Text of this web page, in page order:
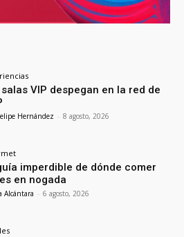
salas VIP despegan en la red de
Hernández - 8 agosto, 2026
imperdible de dónde comer
en nogada
Alcántara - 6 agosto, 2026